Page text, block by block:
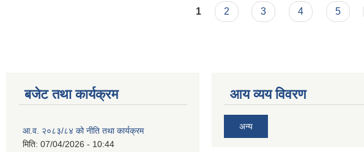
1 2 3 4 5
बजेट तथा कार्यक्रम
आ.व. २०८३/८४ को नीति तथा कार्यक्रम
मिति: 07/04/2026 - 10:44
आय व्यय विवरण
अन्य